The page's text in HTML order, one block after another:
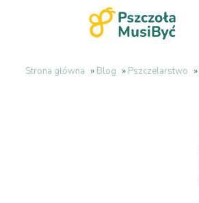
Strona główna » Blog » Pszczelarstwo »